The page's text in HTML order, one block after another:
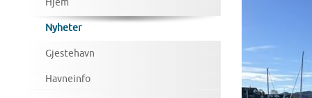
Nyheter
Gjestehavn
Havneinfo